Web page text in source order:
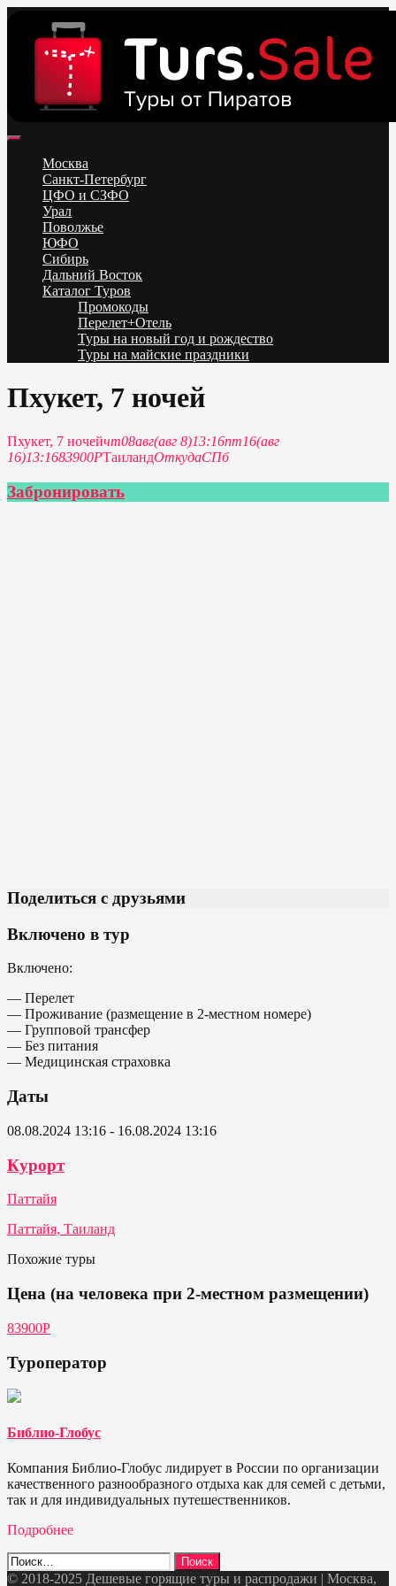
content
Низкие цены на путевки 3-7-10 ночей все включено, отдых на
море. Распродажа экскурсионных и горнолыжных туров.
Обновление каждый день. Официальный сайт Тур Сейл
Москва
Санкт-Петербург
ЦФО и СЗФО
Урал
Поволжье
ЮФО
Сибирь
Дальний Восток
Каталог Туров
Промокоды
Перелет+Отель
Туры на новый год и рождество
Туры на майские праздники
Пхукет, 7 ночей
Пхукет, 7 ночейчт08авг(авг 8)13:16пт16(авг
16)13:1683900РТаиландОткудаСПб
Забронировать
Поделиться с друзьями
Включено в тур
Включено:
— Перелет
— Проживание (размещение в 2-местном номере)
— Групповой трансфер
— Без питания
— Медицинская страховка
Даты
08.08.2024 13:16 - 16.08.2024 13:16
Курорт
Паттайя
Паттайя, Таиланд
Похожие туры
Цена (на человека при 2-местном размещении)
83900Р
Туроператор
Библио-Глобус
Компания Библио-Глобус лидирует в России по организации
качественного разнообразного отдыха как для семей с детьми,
так и для индивидуальных путешественников.
Подробнее
Найти:
© 2018-2025 Дешевые горящие туры и распродажи | Москва,